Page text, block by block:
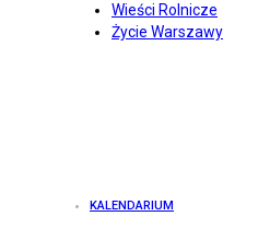
Wieści Rolnicze
Życie Warszawy
KALENDARIUM